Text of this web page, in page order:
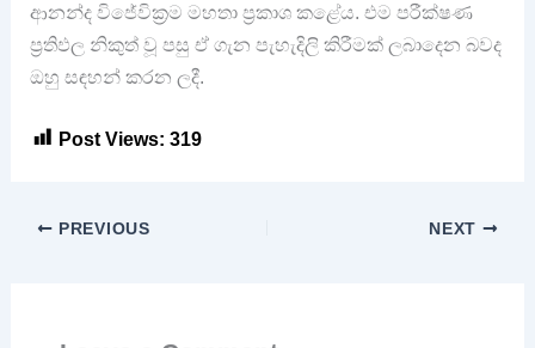
ආනන්ද විජේවික්‍රම මහතා ප්‍රකාශ කළේය. එම පරීක්ෂණ
ප්‍රතිඵල නිකුත් වූ පසු ඒ ගැන පැහැදිලි කිරීමක් ලබාදෙන බවද
ඔහු සඳහන් කරන ලදී.
Post Views: 319
PREVIOUS NEXT